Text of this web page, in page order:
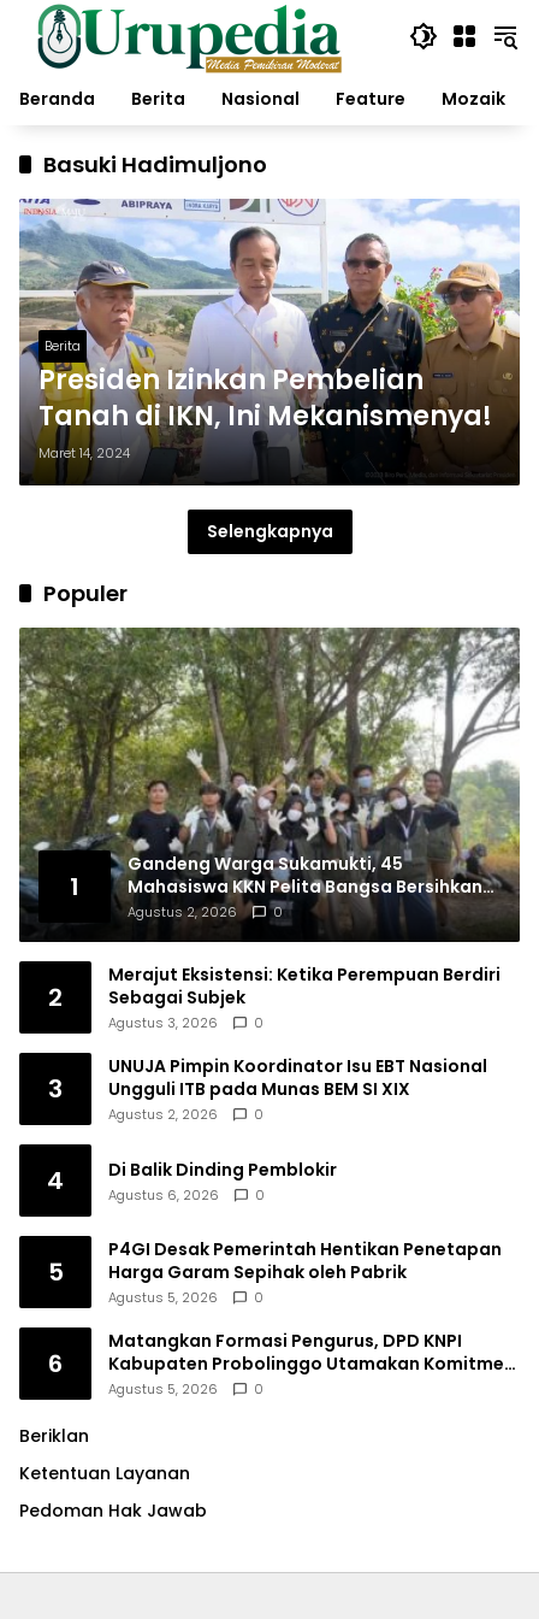
Langsung
konten
Beranda
Berita Nasional Feature Mozaik
Basuki Hadimuljono
Berita
Presiden Izinkan Pembelian
Tanah di IKN, Ini Mekanismenya!
Maret 14, 2024
Selengkapnya
Populer
1
Gandeng Warga Sukamukti, 45
Mahasiswa KKN Pelita Bangsa Bersihkan
Drainase Desa
Agustus 2, 2026 0
2
Merajut Eksistensi: Ketika Perempuan Berdiri
Sebagai Subjek
Agustus 3, 2026 0
3
UNUJA Pimpin Koordinator Isu EBT Nasional
Ungguli ITB pada Munas BEM SI XIX
Agustus 2, 2026 0
4 Di Balik Dinding Pemblokir
Agustus 6, 2026 0
5
P4GI Desak Pemerintah Hentikan Penetapan
Harga Garam Sepihak oleh Pabrik
Agustus 5, 2026 0
6
Matangkan Formasi Pengurus, DPD KNPI
Kabupaten Probolinggo Utamakan Komitmen
dan Kinerja
Agustus 5, 2026 0
Beriklan
Ketentuan Layanan
Pedoman Hak Jawab